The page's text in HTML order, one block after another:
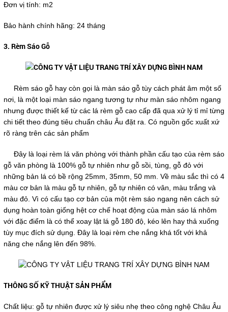
Đơn vị tính: m2
Bảo hành chính hãng: 24 tháng
3. Rèm Sáo Gỗ
Rèm sáo gỗ hay còn gọi là màn sáo gỗ tùy cách phát âm một số
nơi, là một loại màn sáo ngang tương tự như màn sáo nhôm ngang
nhưng được thiết kế từ các lá rèm gỗ cao cấp đã qua xử lý tỉ mỉ từng
chi tiết theo đúng tiêu chuẩn châu Âu đặt ra. Có nguồn gốc xuất xứ
rõ ràng trên các sản phẩm
Đây là loại rèm lá văn phòng với thành phần cấu tạo của rèm sáo
gỗ văn phòng là 100% gỗ tự nhiên như gỗ sồi, tùng, gỗ đỏ với
những bản lá có bề rộng 25mm, 35mm, 50 mm. Về màu sắc thì có 4
màu cơ bản là màu gỗ tự nhiên, gỗ tự nhiên có vân, màu trắng và
màu đỏ. Vì có cấu tạo cơ bản của một rèm sáo ngang nên cách sử
dụng hoàn toàn giống hệt cơ chế hoạt động của màn sáo lá nhôm
với đặc điểm là có thể xoay lật lá gỗ 180 độ, kéo lên hay thả xuống
tùy mục đích sử dụng. Đây là loại rèm che nắng khá tốt với khả
năng che nắng lên đến 98%.
THÔNG SỐ KỸ THUẬT SẢN PHẨM
Chất liệu: gỗ tự nhiên được xử lý siêu nhẹ theo công nghệ Châu Âu